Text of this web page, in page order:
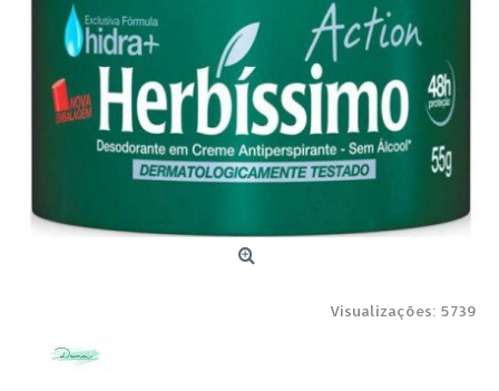
Visualizações: 5739